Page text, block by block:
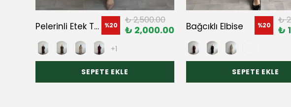
Pelerinli Etek Takım %20 ₺ 2,500.00
₺ 2,000.00
+1
SEPETE EKLE
Bağcıklı Elbise %20 ₺
₺
SEPETE EKLE